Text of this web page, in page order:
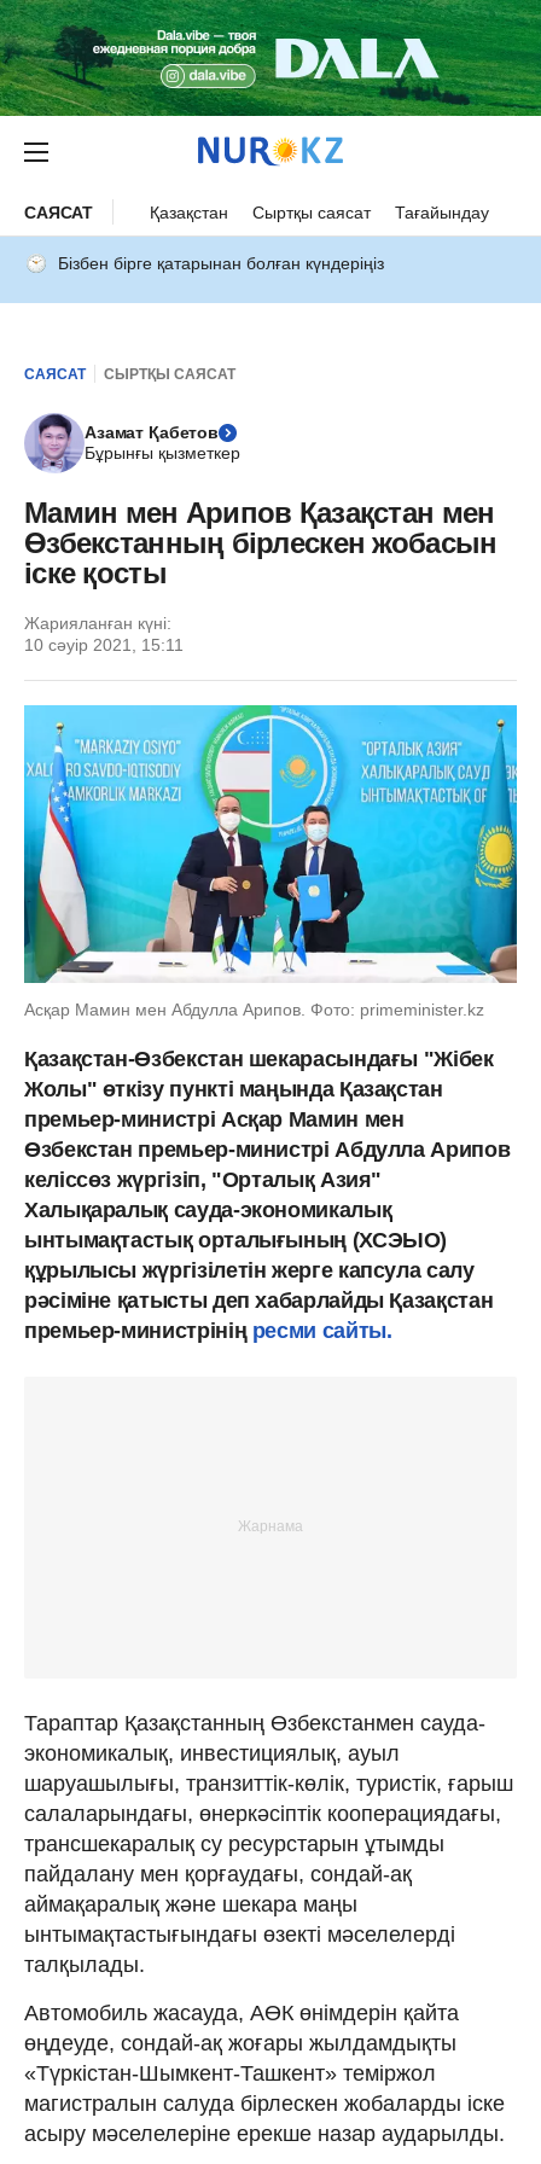
САЯСАТ Қазақстан Сыртқы саясат Тағайындау
Бізбен бірге қатарынан болған күндеріңіз
САЯСАТ СЫРТҚЫ САЯСАТ
Азамат Қабетов
Бұрынғы қызметкер
Мамин мен Арипов Қазақстан мен
Өзбекстанның бірлескен жобасын
іске қосты
Жарияланған күні:
10 сәуір 2021, 15:11
Асқар Мамин мен Абдулла Арипов. Фото: primeminister.kz
Қазақстан-Өзбекстан шекарасындағы "Жібек
Жолы" өткізу пункті маңында Қазақстан
премьер-министрі Асқар Мамин мен
Өзбекстан премьер-министрі Абдулла Арипов
келіссөз жүргізіп, "Орталық Азия"
Халықаралық сауда-экономикалық
ынтымақтастық орталығының (ХСЭЫО)
құрылысы жүргізілетін жерге капсула салу
рәсіміне қатысты деп хабарлайды Қазақстан
премьер-министрінің ресми сайты.
Тараптар Қазақстанның Өзбекстанмен сауда-
экономикалық, инвестициялық, ауыл
шаруашылығы, транзиттік-көлік, туристік, ғарыш
салаларындағы, өнеркәсіптік кооперациядағы,
трансшекаралық су ресурстарын ұтымды
пайдалану мен қорғаудағы, сондай-ақ
аймақаралық және шекара маңы
ынтымақтастығындағы өзекті мәселелерді
талқылады.
Автомобиль жасауда, АӨК өнімдерін қайта
өңдеуде, сондай-ақ жоғары жылдамдықты
«Түркістан-Шымкент-Ташкент» теміржол
магистралын салуда бірлескен жобаларды іске
асыру мәселелеріне ерекше назар аударылды.